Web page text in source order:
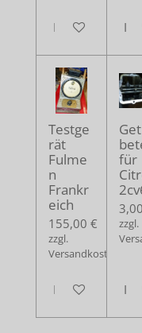
In den In
Testge
rät
Fulme
n
Frankr
eich
155,00 €
zzgl.
Versandkosten
In den
für
zzgl.
In